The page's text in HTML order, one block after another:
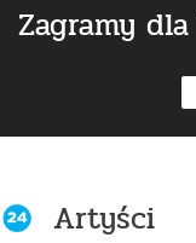
Zagramy
Artyści